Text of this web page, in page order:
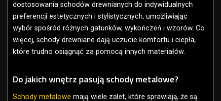
dostosowania schodów drewnianych do indywidualnych
preferencji estetycznych i stylistycznych, umożliwiając
wybór spośród różnych gatunków, wykończeń i wzorów. Co
więcej, schody drewniane dają uczucie komfortu i ciepła,
które trudno osiągnąć za pomocą innych materiałów.
Do jakich wnętrz pasują schody metalowe?
Schody metalowe mają wiele zalet, które sprawiają, że są